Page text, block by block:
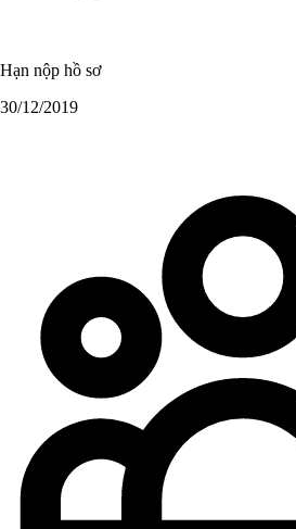
Hạn nộp hồ sơ
30/12/2019